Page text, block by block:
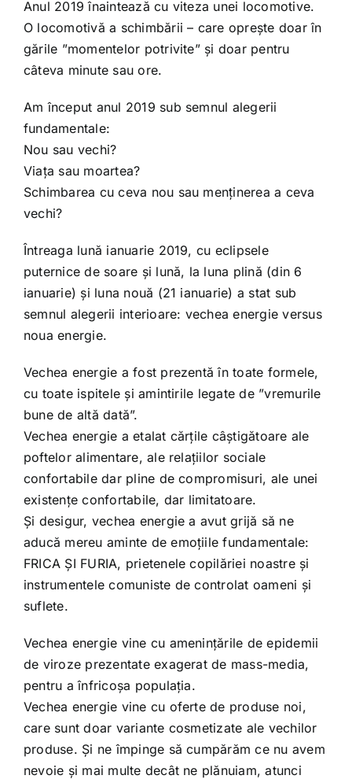
Shop
Tratamente naturale
Iubim fructele
Anul 2019 înaintează cu viteza unei locomotive.
O locomotivă a schimbării – care oprește doar în
gările ”momentelor potrivite” și doar pentru
câteva minute sau ore.
Am început anul 2019 sub semnul alegerii
fundamentale:
Nou sau vechi?
Viața sau moartea?
Schimbarea cu ceva nou sau menținerea a ceva
vechi?
Întreaga lună ianuarie 2019, cu eclipsele
puternice de soare și lună, la luna plină (din 6
ianuarie) și luna nouă (21 ianuarie) a stat sub
semnul alegerii interioare: vechea energie versus
noua energie.
Vechea energie a fost prezentă în toate formele,
cu toate ispitele și amintirile legate de ”vremurile
bune de altă dată”.
Vechea energie a etalat cărțile câștigătoare ale
poftelor alimentare, ale relațiilor sociale
confortabile dar pline de compromisuri, ale unei
existențe confortabile, dar limitatoare.
Și desigur, vechea energie a avut grijă să ne
aducă mereu aminte de emoțiile fundamentale:
FRICA ȘI FURIA, prietenele copilăriei noastre și
instrumentele comuniste de controlat oameni și
suflete.
Vechea energie vine cu amenințările de epidemii
de viroze prezentate exagerat de mass-media,
pentru a înfricoșa populația.
Vechea energie vine cu oferte de produse noi,
care sunt doar variante cosmetizate ale vechilor
produse. Și ne împinge să cumpărăm ce nu avem
nevoie și mai multe decât ne plănuiam, atunci